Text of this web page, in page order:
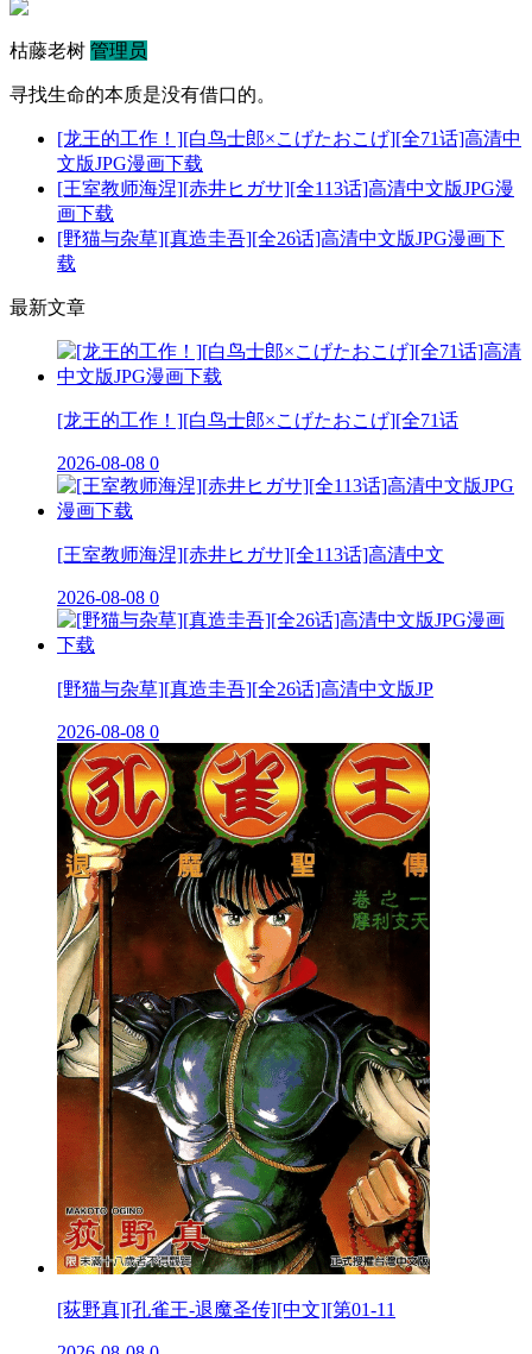
枯藤老树 管理员
寻找生命的本质是没有借口的。
[龙王的工作！][白鸟士郎×こげたおこげ][全71话]高清中
文版JPG漫画下载
[王室教师海涅][赤井ヒガサ][全113话]高清中文版JPG漫
画下载
[野猫与杂草][真造圭吾][全26话]高清中文版JPG漫画下
载
最新文章
[龙王的工作！][白鸟士郎×こげたおこげ][全71话
2026-08-08 0
[王室教师海涅][赤井ヒガサ][全113话]高清中文
2026-08-08 0
[野猫与杂草][真造圭吾][全26话]高清中文版JP
2026-08-08 0
[荻野真][孔雀王-退魔圣传][中文][第01-11